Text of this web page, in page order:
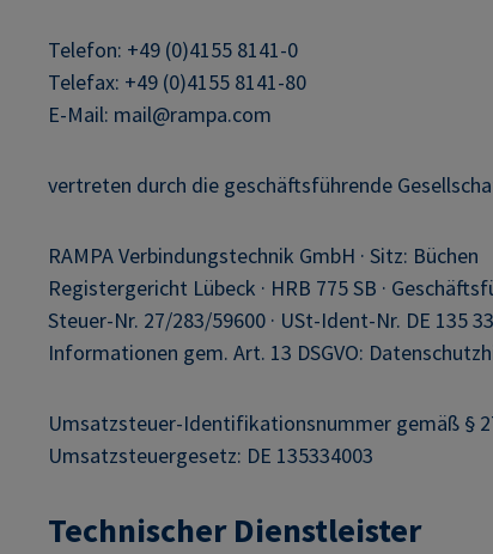
Telefon: +49 (0)4155 8141-0
Telefax: +49 (0)4155 8141-80
E-Mail: mail@rampa.com
vertreten durch die geschäftsführende
RAMPA Verbindungstechnik GmbH · Sitz: Büchen
Registergericht Lübeck · HRB 775 SB ·
Steuer-Nr. 27/283/59600 · USt-Ident-Nr. DE 135
Informationen gem. Art. 13 DSGVO:
Umsatzsteuer-Identifikationsnummer gemäß §
Umsatzsteuergesetz: DE 135334003
Technischer Dienstleister